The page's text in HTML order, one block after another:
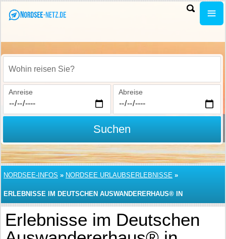
Wohin reisen Sie?
Anreise Abreise
Suchen
NORDSEE-INFOS » NORDSEE URLAUBSERLEBNISSE »
ERLEBNISSE IM DEUTSCHEN AUSWANDERERHAUS® IN
BREMERHAVEN
Erlebnisse im Deutschen